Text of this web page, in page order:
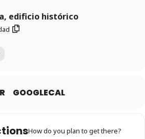
edificio histórico
GOOGLECAL
How do you plan to get there?